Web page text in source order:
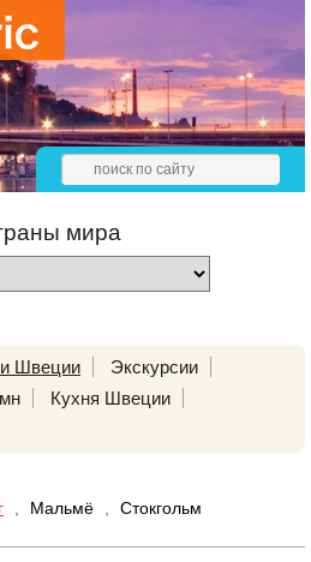
мира
Швеции
Экскурсии
Кухня Швеции
Мальмё Стокгольм